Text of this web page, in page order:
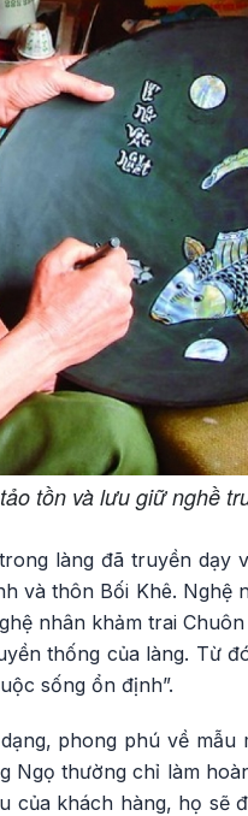
tồn và lưu giữ nghề
làng đã truyền dạy
và thôn Bối Khê. Nghệ
nhân khảm trai
thống của làng. Từ
sống ổn định”.
phong phú về mẫu
Ngọ thường chỉ làm
khách hàng, họ sẽ